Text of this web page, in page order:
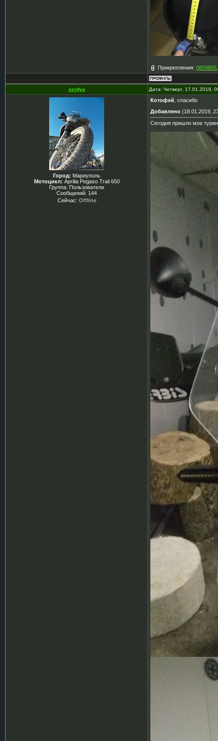
Прикрепления:
serdya Дата: Четверг, 17.01.2019,
Город: Мариуполь
Мотоцикл: Aprilia Pegaso Trail 650
Группа: Пользователи
Сообщений: 144
Сейчас: Offline
Котофей , спасибо
Добавлено (18.01.2019,
Сегодня пришло мое